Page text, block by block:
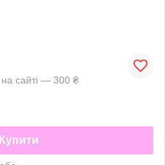
сайті — 300 ₴
Купити